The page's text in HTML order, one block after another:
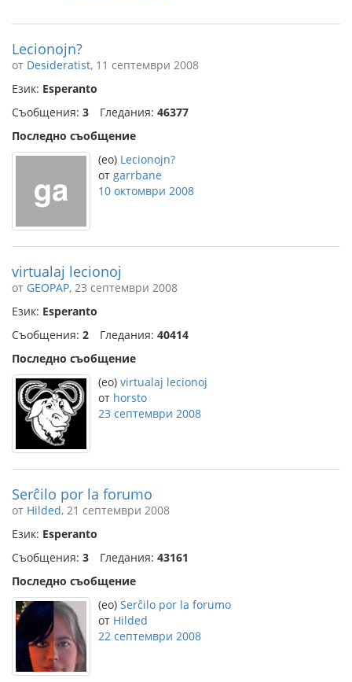
Lecionojn?
от Desideratist, 11 септември 2008
Език: Esperanto
Съобщения: 3 Гледания: 46377
Последно съобщение
(eo) Lecionojn?
от garrbane
10 октомври 2008
virtualaj lecionoj
от GEOPAP, 23 септември 2008
Език: Esperanto
Съобщения: 2 Гледания: 40414
Последно съобщение
(eo) virtualaj lecionoj
от horsto
23 септември 2008
Serĉilo por la forumo
от Hilded, 21 септември 2008
Език: Esperanto
Съобщения: 3 Гледания: 43161
Последно съобщение
(eo) Serĉilo por la forumo
от Hilded
22 септември 2008